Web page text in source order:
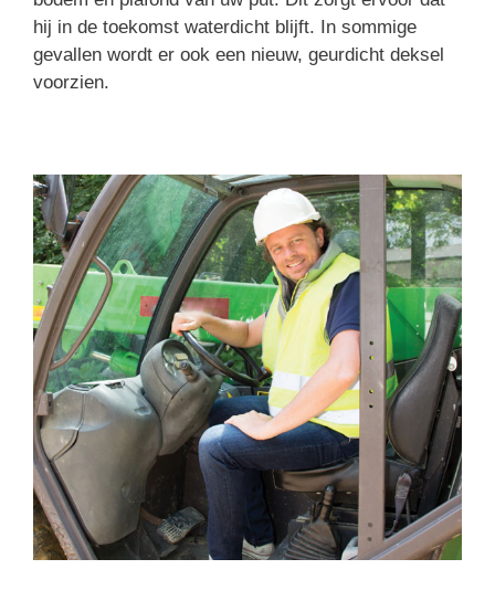
hij in de toekomst waterdicht blijft. In sommige
gevallen wordt er ook een nieuw, geurdicht deksel
voorzien.